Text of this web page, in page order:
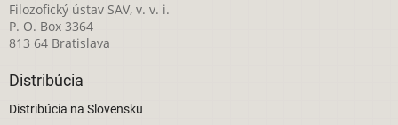
Filozofický ústav SAV, v. v. i.
P. O. Box 3364
813 64 Bratislava
Distribúcia
Distribúcia na Slovensku